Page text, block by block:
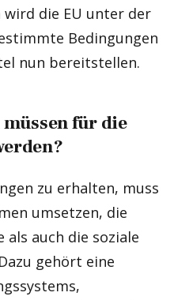
die EU unter der
Bedingungen
nun bereitstellen.
für die
zu erhalten, muss
umsetzen, die
auch die soziale
gehört eine